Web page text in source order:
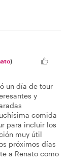
)
un día de tour
y
comida
para incluir los
muy útil
próximos días
a Renato como